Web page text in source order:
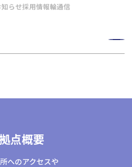
新卒採用情報
ム
知らせ採用情報輪通信
点概要
へのアクセスや